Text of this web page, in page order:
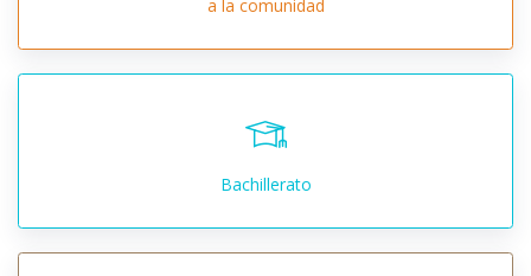
a la comunidad
Bachillerato